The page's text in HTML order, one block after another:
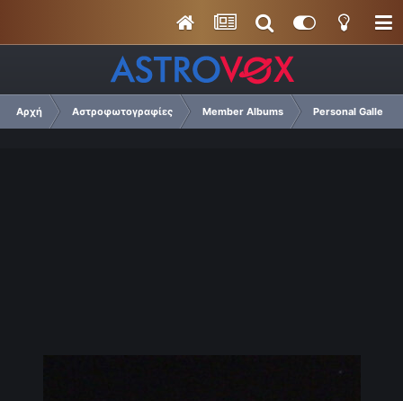
Αρχή Αστροφωτογραφίες Member Albums Personal Gallery